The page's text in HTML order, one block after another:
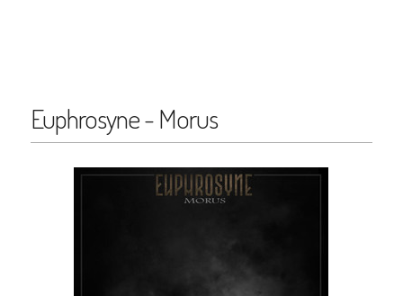
Euphrosyne - Morus